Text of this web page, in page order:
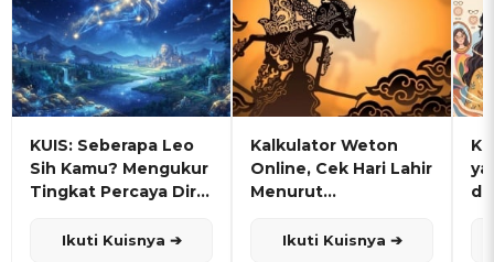
KUIS: Seberapa Leo
Sih Kamu? Mengukur
Tingkat Percaya Diri
Ikuti Kuisnya ➔
Kalkulator Weton
Online, Cek Hari Lahir
Menurut
Ikuti Kuisnya ➔